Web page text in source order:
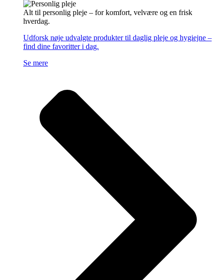
Alt til personlig pleje – for komfort, velvære og en frisk
hverdag.
Udforsk nøje udvalgte produkter til daglig pleje og hygiejne –
find dine favoritter i dag.
Se mere